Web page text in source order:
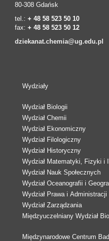
80-308 Gdańsk
tel.: + 48 58 523 50 10
fax: + 48 58 523 50 12
dziekanat.chemia@ug.edu.pl
Wydziały
Wydział Biologii
Wydział Chemii
Wydział Ekonomiczny
Wydział Filologiczny
Wydział Historyczny
Wydział Matematyki, Fizyki i
Wydział Nauk Społecznych
Wydział Oceanografii i
Wydział Prawa i Administracji
Wydział Zarządzania
Międzyuczelniany Wydział
Międzynarodowe Centrum